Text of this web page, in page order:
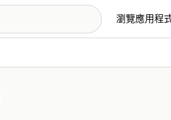
瀏覽應用程